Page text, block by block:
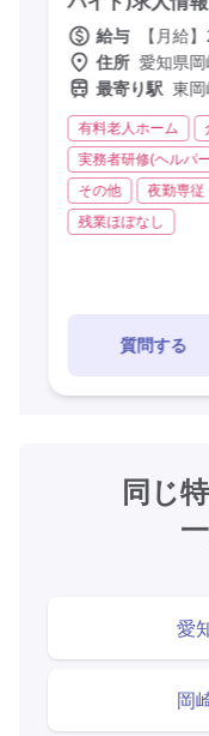
給与
【月給
住所 愛知県
最寄り駅 東
有料老人ホーム
実務者研修(ヘルパ
その他
夜勤専従
残業ほぼなし
質問する
同じ
愛
岡